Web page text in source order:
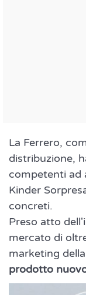
La Ferrero,
distribuzione,
competenti ad
Kinder
concreti.
Preso atto
mercato di
marketing
prodotto